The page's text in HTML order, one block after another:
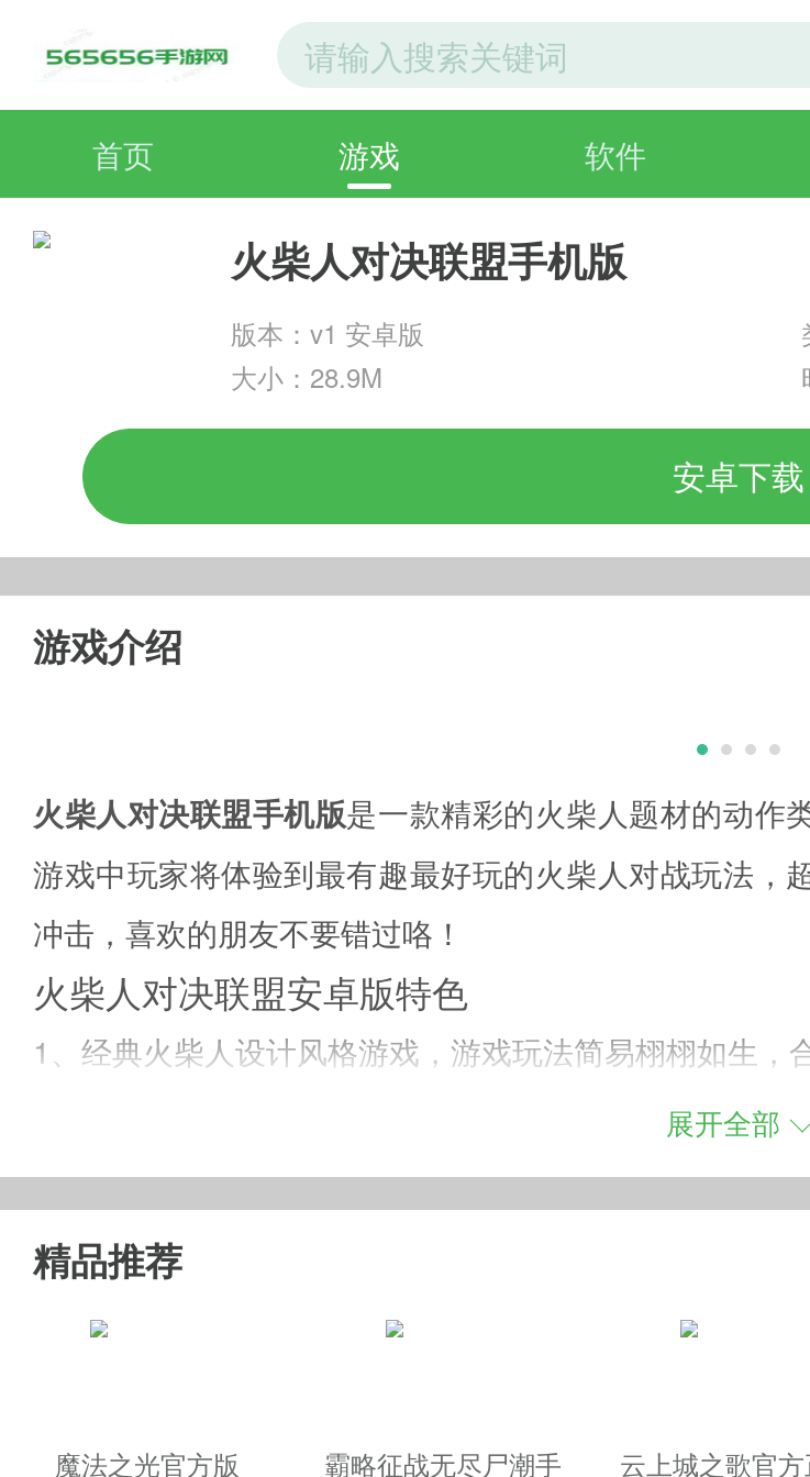
首页 游戏 软件
火柴人对决联盟手机版
版本：v1 安卓版
大小：28.9M
安卓下载
游戏介绍
火柴人对决联盟手机版是一款精彩的火柴人题材的动作
游戏中玩家将体验到最有趣最好玩的火柴人对战玩法，
冲击，喜欢的朋友不要错过咯！
火柴人对决联盟安卓版特色
1、经典火柴人设计风格游戏，游戏玩法简易栩栩如生，
2、好多好多的关卡能够挑戰，每一个关卡上都有一个难
3、各种各样的武器装备能够开启，必须应用钱币来得
展开全部
精品推荐
魔法之光官方版
霸略征战无尽尸潮手
云上城之歌官